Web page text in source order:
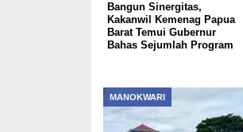
Bangun Sinergitas,
Kakanwil Kemenag Papua
Barat Temui Gubernur
Bahas Sejumlah Program
MANOKWARI